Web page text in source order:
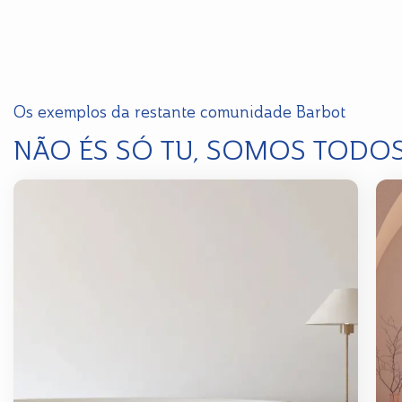
Os exemplos da restante comunidade Barbot
NÃO ÉS SÓ TU, SOMOS